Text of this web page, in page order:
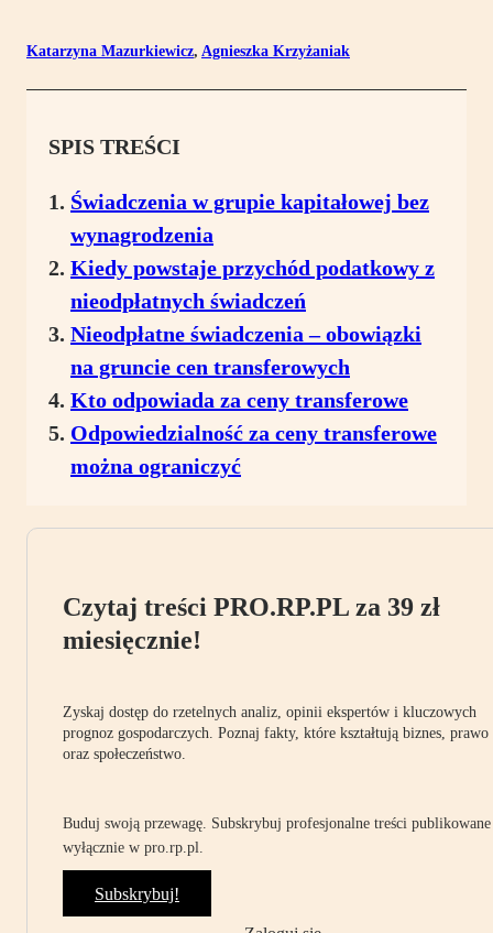
Katarzyna Mazurkiewicz, Agnieszka Krzyżaniak
SPIS TREŚCI
Świadczenia w grupie kapitałowej bez
wynagrodzenia
Kiedy powstaje przychód podatkowy z
nieodpłatnych świadczeń
Nieodpłatne świadczenia – obowiązki
na gruncie cen transferowych
Kto odpowiada za ceny transferowe
Odpowiedzialność za ceny transferowe
można ograniczyć
Czytaj treści PRO.RP.PL za 39 zł
miesięcznie!
Zyskaj dostęp do rzetelnych analiz, opinii ekspertów i kluczowych
prognoz gospodarczych. Poznaj fakty, które kształtują biznes, prawo
oraz społeczeństwo.
Buduj swoją przewagę. Subskrybuj profesjonalne treści publikowane
wyłącznie w pro.rp.pl.
Subskrybuj!